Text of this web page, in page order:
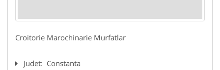
Croitorie Marochinarie Murfatlar
Judet: Constanta